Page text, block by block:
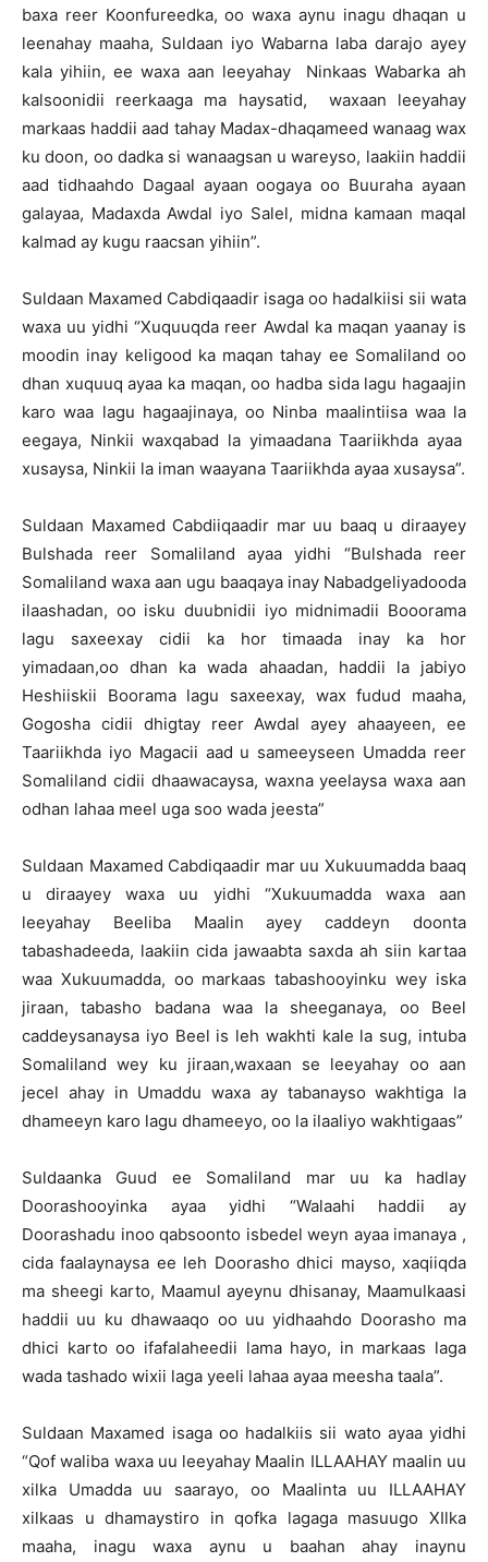
baxa reer Koonfureedka, oo waxa aynu inagu dhaqan u
leenahay maaha, Suldaan iyo Wabarna laba darajo ayey
kala yihiin, ee waxa aan leeyahay Ninkaas Wabarka ah
kalsoonidii reerkaaga ma haysatid, waxaan leeyahay
markaas haddii aad tahay Madax-dhaqameed wanaag wax
ku doon, oo dadka si wanaagsan u wareyso, laakiin haddii
aad tidhaahdo Dagaal ayaan oogaya oo Buuraha ayaan
galayaa, Madaxda Awdal iyo Salel, midna kamaan maqal
kalmad ay kugu raacsan yihiin”.
Suldaan Maxamed Cabdiqaadir isaga oo hadalkiisi sii wata
waxa uu yidhi “Xuquuqda reer Awdal ka maqan yaanay is
moodin inay keligood ka maqan tahay ee Somaliland oo
dhan xuquuq ayaa ka maqan, oo hadba sida lagu hagaajin
karo waa lagu hagaajinaya, oo Ninba maalintiisa waa la
eegaya, Ninkii waxqabad la yimaadana Taariikhda ayaa
xusaysa, Ninkii la iman waayana Taariikhda ayaa xusaysa”.
Suldaan Maxamed Cabdiiqaadir mar uu baaq u diraayey
Bulshada reer Somaliland ayaa yidhi “Bulshada reer
Somaliland waxa aan ugu baaqaya inay Nabadgeliyadooda
ilaashadan, oo isku duubnidii iyo midnimadii Booorama
lagu saxeexay cidii ka hor timaada inay ka hor
yimadaan,oo dhan ka wada ahaadan, haddii la jabiyo
Heshiiskii Boorama lagu saxeexay, wax fudud maaha,
Gogosha cidii dhigtay reer Awdal ayey ahaayeen, ee
Taariikhda iyo Magacii aad u sameeyseen Umadda reer
Somaliland cidii dhaawacaysa, waxna yeelaysa waxa aan
odhan lahaa meel uga soo wada jeesta”
Suldaan Maxamed Cabdiqaadir mar uu Xukuumadda baaq
u diraayey waxa uu yidhi “Xukuumadda waxa aan
leeyahay Beeliba Maalin ayey caddeyn doonta
tabashadeeda, laakiin cida jawaabta saxda ah siin kartaa
waa Xukuumadda, oo markaas tabashooyinku wey iska
jiraan, tabasho badana waa la sheeganaya, oo Beel
caddeysanaysa iyo Beel is leh wakhti kale la sug, intuba
Somaliland wey ku jiraan,waxaan se leeyahay oo aan
jecel ahay in Umaddu waxa ay tabanayso wakhtiga la
dhameeyn karo lagu dhameeyo, oo la ilaaliyo wakhtigaas”
Suldaanka Guud ee Somaliland mar uu ka hadlay
Doorashooyinka ayaa yidhi “Walaahi haddii ay
Doorashadu inoo qabsoonto isbedel weyn ayaa imanaya ,
cida faalaynaysa ee leh Doorasho dhici mayso, xaqiiqda
ma sheegi karto, Maamul ayeynu dhisanay, Maamulkaasi
haddii uu ku dhawaaqo oo uu yidhaahdo Doorasho ma
dhici karto oo ifafalaheedii lama hayo, in markaas laga
wada tashado wixii laga yeeli lahaa ayaa meesha taala”.
Suldaan Maxamed isaga oo hadalkiis sii wato ayaa yidhi
“Qof waliba waxa uu leeyahay Maalin ILLAAHAY maalin uu
xilka Umadda uu saarayo, oo Maalinta uu ILLAAHAY
xilkaas u dhamaystiro in qofka lagaga masuugo XIlka
maaha, inagu waxa aynu u baahan ahay inaynu